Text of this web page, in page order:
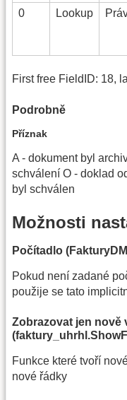
0 Lookup
First free FieldID: 18,
Podrobně
Příznak
A - dokument byl
schválení O - doklad
byl schválen
Možnosti
Počítadlo
Pokud není zadané
použije se tato
Zobrazovat jen nově
Funkce které tvoří
nové řádky